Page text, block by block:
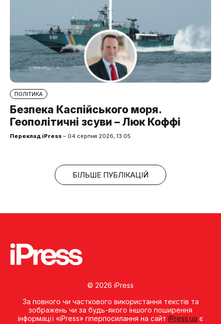
ПОЛІТИКА
Безпека Каспійського моря.
Геополітичні зсуви – Люк Коффі
Переклад iPress – 04 серпня 2026, 13:05
БІЛЬШЕ ПУБЛІКАЦІЙ
© 2026 iPress
За повного чи часткового використання текстів та
зображень чи за будь-якого іншого поширення
інформації «iPress» гіперпосилання на сайт iPress.ua є